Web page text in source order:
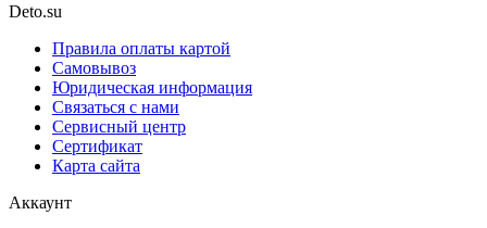
Deto.su
Правила оплаты картой
Самовывоз
Юридическая информация
Связаться с нами
Сервисный центр
Сертификат
Карта сайта
Аккаунт